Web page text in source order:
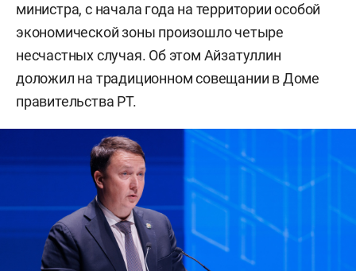
министра, с начала года на территории особой
экономической зоны произошло четыре
несчастных случая. Об этом Айзатуллин
доложил на традиционном совещании в Доме
правительства РТ.